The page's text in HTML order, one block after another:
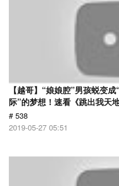
【越哥】“娘娘腔”男孩蜕变
际”的梦想！速看《跳出我天地
# 538
2019-05-27 05:51